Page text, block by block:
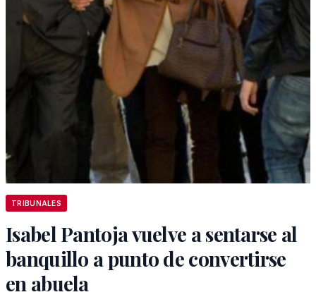
TRIBUNALES
Isabel Pantoja vuelve a sentarse al
banquillo a punto de convertirse
en abuela